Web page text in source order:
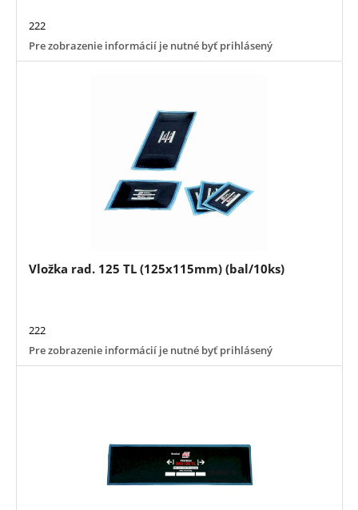
222
Pre zobrazenie informácií je nutné byť prihlásený
Vložka rad. 125 TL (125x115mm) (bal/10ks)
222
Pre zobrazenie informácií je nutné byť prihlásený